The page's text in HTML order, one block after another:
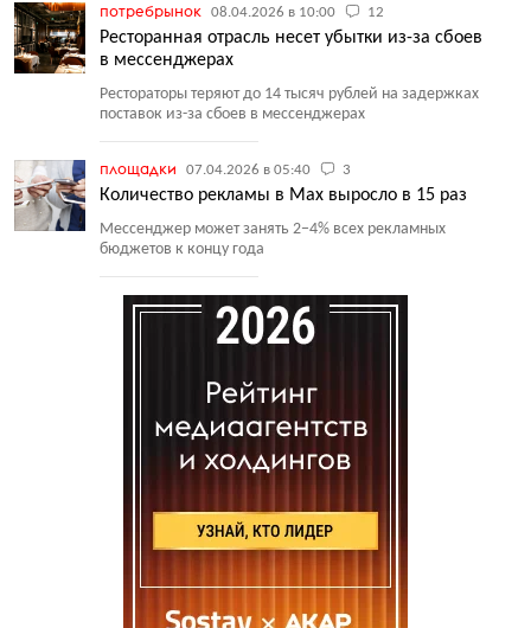
потребрынок 08.04.2026 в 10:00 12
Ресторанная отрасль несет убытки из-за сбоев
в мессенджерах
Рестораторы теряют до 14 тысяч рублей на задержках
поставок из-за сбоев в мессенджерах
площадки 07.04.2026 в 05:40 3
Количество рекламы в Max выросло в 15 раз
Мессенджер может занять 2−4% всех рекламных
бюджетов к концу года